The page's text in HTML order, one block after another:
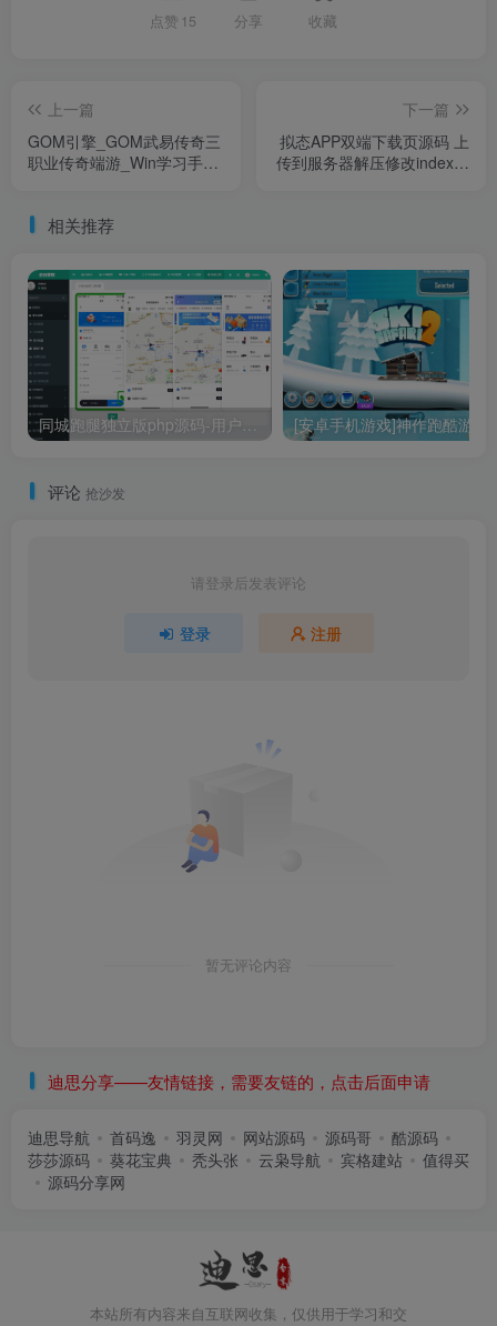
点赞 15 分享 收藏
上一篇
GOM引擎_GOM武易传奇三
职业传奇端游_Win学习手工
中。。
下一篇
拟态APP双端下载页源码 上
传到服务器解压修改index文
相关推荐
评论 抢沙发
请登录后发表评论
登录 注册
暂无评论内容
迪思分享——友情链接，需要友链的，点击后面申请
迪思导航 首码逸 羽灵网 网站源码 源码哥
酷源码
莎莎源码
葵花宝典 秃头张 云枭导航 宾格建站
值得买
源码分享网
本站所有内容来自互联网收集，仅供用于学习和交